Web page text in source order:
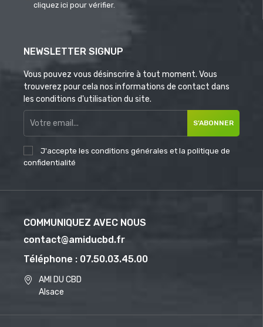
cliquez ici pour vérifier.
NEWSLETTER SIGNUP
Vous pouvez vous désinscrire à tout moment. Vous
trouverez pour cela nos informations de contact dans
les conditions d'utilisation du site.
S’ABONNER
J'accepte les conditions générales et la politique de
confidentialité
COMMUNIQUEZ AVEC NOUS
contact@amiducbd.fr
Téléphone : 07.50.03.45.00
AMI DU CBD
Alsace